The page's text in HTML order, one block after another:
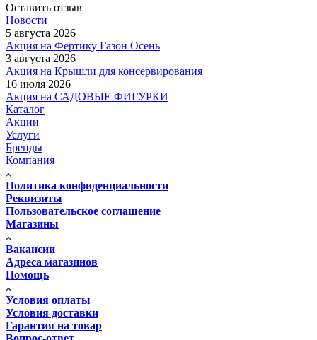
Оставить отзыв
Новости
5 августа 2026
Акция на Фертику Газон Осень
3 августа 2026
Акция на Крышли для консервирования
16 июля 2026
Акция на САДОВЫЕ ФИГУРКИ
Каталог
Акции
Услуги
Бренды
Компания
Политика конфиденциальности
Реквизиты
Пользовательское соглашение
Магазины
Вакансии
Адреса магазинов
Помощь
Условия оплаты
Условия доставки
Гарантия на товар